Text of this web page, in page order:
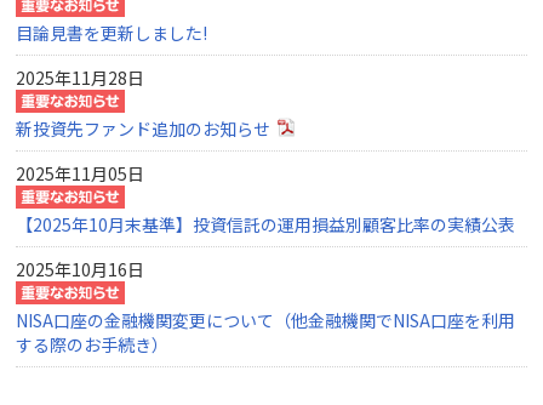
目論見書を更新しました!
2025年11月28日
新投資先ファンド追加のお知らせ
2025年11月05日
【2025年10月末基準】投資信託の運用損益別顧客比率の実績公表
2025年10月16日
NISA口座の金融機関変更について（他金融機関でNISA口座を利用
する際のお手続き）